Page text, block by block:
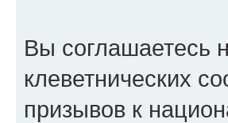
Вы соглашаетесь
клеветнических
призывов к